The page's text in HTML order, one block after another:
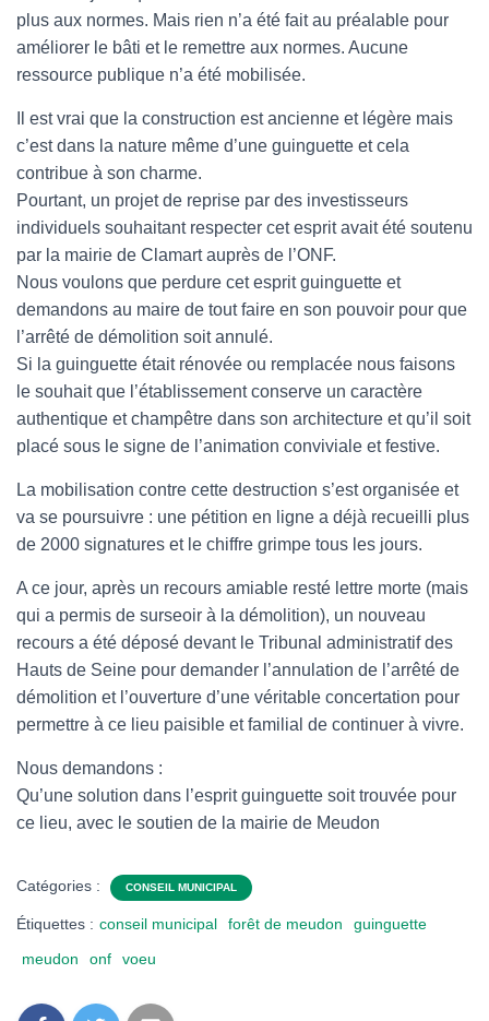
plus aux normes. Mais rien n’a été fait au préalable pour
améliorer le bâti et le remettre aux normes. Aucune
ressource publique n’a été mobilisée.
Il est vrai que la construction est ancienne et légère mais
c’est dans la nature même d’une guinguette et cela
contribue à son charme.
Pourtant, un projet de reprise par des investisseurs
individuels souhaitant respecter cet esprit avait été soutenu
par la mairie de Clamart auprès de l’ONF.
Nous voulons que perdure cet esprit guinguette et
demandons au maire de tout faire en son pouvoir pour que
l’arrêté de démolition soit annulé.
Si la guinguette était rénovée ou remplacée nous faisons
le souhait que l’établissement conserve un caractère
authentique et champêtre dans son architecture et qu’il soit
placé sous le signe de l’animation conviviale et festive.
La mobilisation contre cette destruction s’est organisée et
va se poursuivre : une pétition en ligne a déjà recueilli plus
de 2000 signatures et le chiffre grimpe tous les jours.
A ce jour, après un recours amiable resté lettre morte (mais
qui a permis de surseoir à la démolition), un nouveau
recours a été déposé devant le Tribunal administratif des
Hauts de Seine pour demander l’annulation de l’arrêté de
démolition et l’ouverture d’une véritable concertation pour
permettre à ce lieu paisible et familial de continuer à vivre.
Nous demandons :
Qu’une solution dans l’esprit guinguette soit trouvée pour
ce lieu, avec le soutien de la mairie de Meudon
Catégories : CONSEIL MUNICIPAL
Étiquettes : conseil municipal forêt de meudon
guinguette
meudon
onf voeu